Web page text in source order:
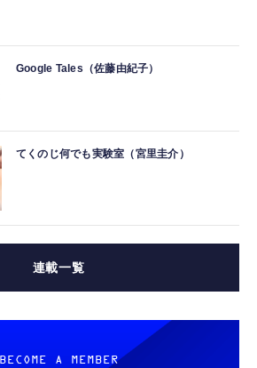
Google Tales（佐藤由紀子）
てくのじ何でも実験室（宮里圭介）
連載一覧
BECOME A MEMBER